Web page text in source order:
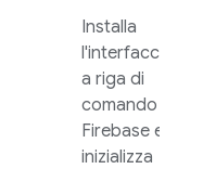
Installa
l'interfaccia
a riga di
comando
Firebase e
inizializza